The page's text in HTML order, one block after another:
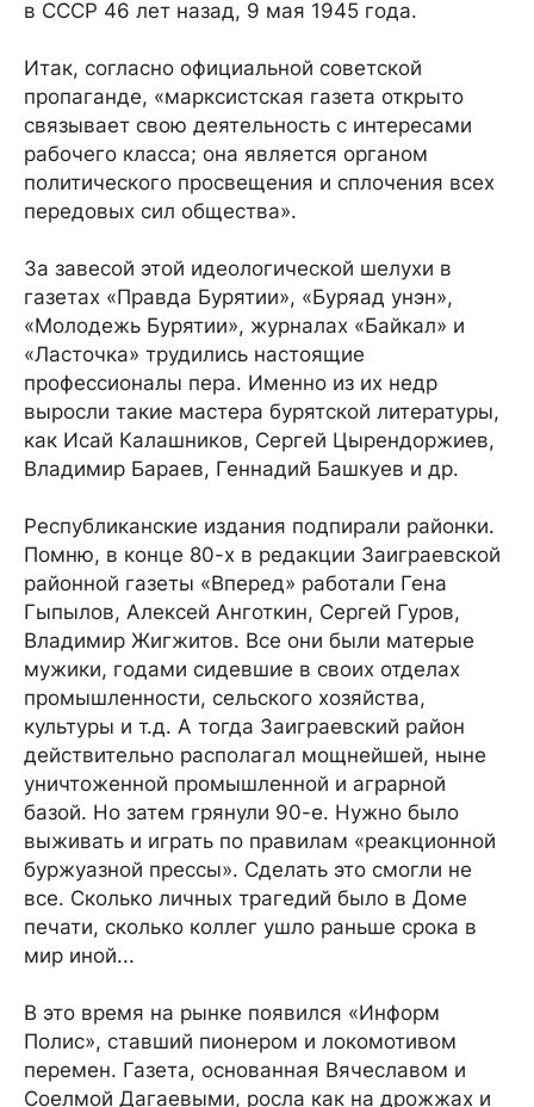
в СССР 46 лет назад, 9 мая 1945 года.
Итак, согласно официальной советской
пропаганде, «марксистская газета открыто
связывает свою деятельность с интересами
рабочего класса; она является органом
политического просвещения и сплочения всех
передовых сил общества».
За завесой этой идеологической шелухи в
газетах «Правда Бурятии», «Буряад унэн»,
«Молодежь Бурятии», журналах «Байкал» и
«Ласточка» трудились настоящие
профессионалы пера. Именно из их недр
выросли такие мастера бурятской литературы,
как Исай Калашников, Сергей Цырендоржиев,
Владимир Бараев, Геннадий Башкуев и др.
Республиканские издания подпирали районки.
Помню, в конце 80-х в редакции Заиграевской
районной газеты «Вперед» работали Гена
Гыпылов, Алексей Анготкин, Сергей Гуров,
Владимир Жигжитов. Все они были матерые
мужики, годами сидевшие в своих отделах
промышленности, сельского хозяйства,
культуры и т.д. А тогда Заиграевский район
действительно располагал мощнейшей, ныне
уничтоженной промышленной и аграрной
базой. Но затем грянули 90-е. Нужно было
выживать и играть по правилам «реакционной
буржуазной прессы». Сделать это смогли не
все. Сколько личных трагедий было в Доме
печати, сколько коллег ушло раньше срока в
мир иной...
В это время на рынке появился «Информ
Полис», ставший пионером и локомотивом
перемен. Газета, основанная Вячеславом и
Соелмой Дагаевыми, росла как на дрожжах и